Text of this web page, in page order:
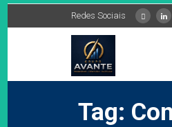
Redes Sociais
Tag: